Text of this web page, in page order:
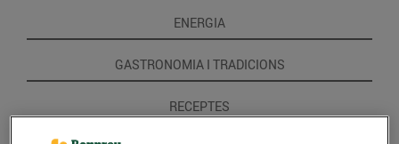
ENERGIA
GASTRONOMIA I TRADICIONS
RECEPTES